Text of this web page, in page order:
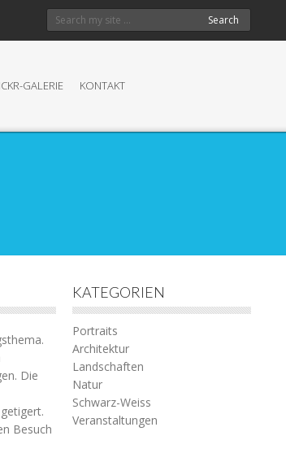
Search
GALERIE KONTAKT
Die
Besuch
KATEGORIEN
Portraits
Architektur
Landschaften
Natur
Schwarz-Weiss
Veranstaltungen